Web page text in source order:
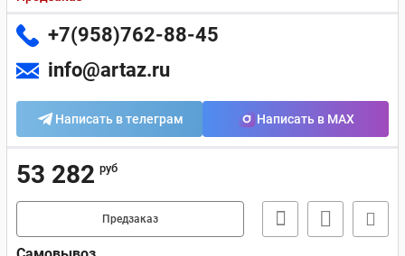
+7(958)762-88-45
info@artaz.ru
Написать в телеграм Написать в MAX
53 282 руб
Предзаказ